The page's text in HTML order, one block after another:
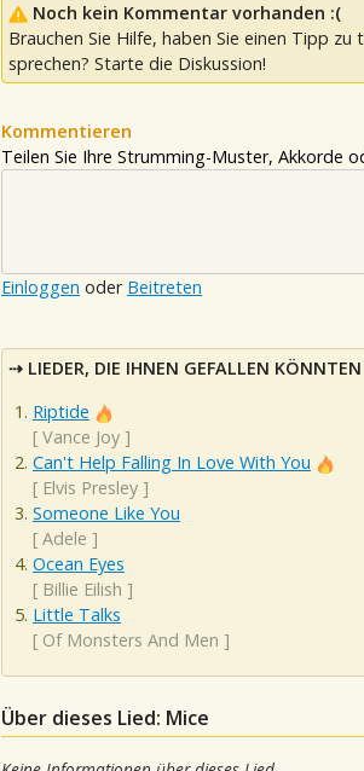
Noch kein Kommentar vorhanden :(
Brauchen Sie Hilfe, haben Sie einen Tipp
sprechen? Starte die Diskussion!
Kommentieren
Teilen Sie Ihre Strumming-Muster, Akkorde
Einloggen oder Beitreten
LIEDER, DIE IHNEN GEFALLEN KÖNNTEN
Riptide
[ Vance Joy ]
Can't Help Falling In Love With You
[ Elvis Presley ]
Someone Like You
[ Adele ]
Ocean Eyes
[ Billie Eilish ]
Little Talks
[ Of Monsters And Men ]
Über dieses Lied: Mice